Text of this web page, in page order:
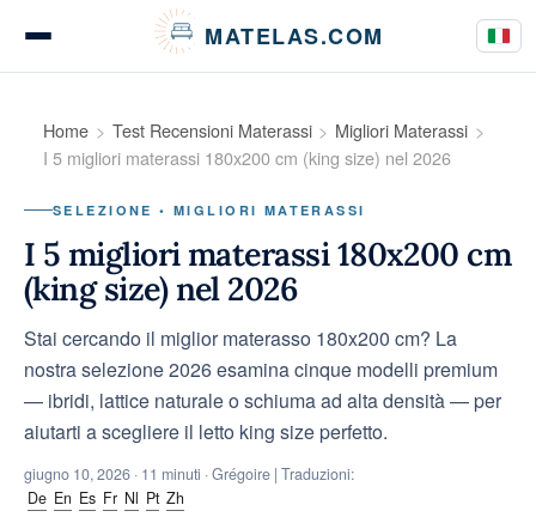
MATELAS.COM
Test e recensioni materassi
Guide all'acquisto
Home Test Recensioni Materassi
Migliori Materassi
I 5 migliori materassi 180x200 cm (king size) nel 2026
SELEZIONE • MIGLIORI MATERASSI
I 5 migliori materassi 180x200 cm
(king size) nel 2026
Stai cercando il miglior materasso 180x200 cm? La
nostra selezione 2026 esamina cinque modelli premium
— ibridi, lattice naturale o schiuma ad alta densità — per
aiutarti a scegliere il letto king size perfetto.
giugno 10, 2026 · 11 minuti · Grégoire | Traduzioni:
De En Es Fr Nl Pt Zh
Pannello di gestione dei cookies